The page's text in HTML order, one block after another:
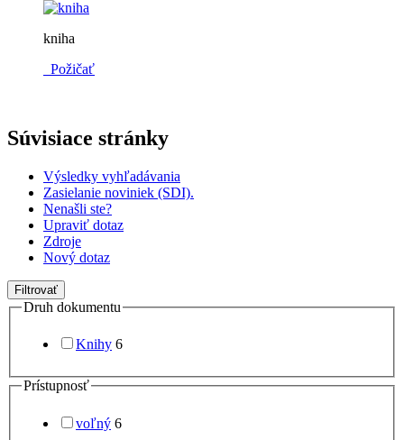
kniha
Požičať
Súvisiace stránky
Výsledky vyhľadávania
Zasielanie noviniek (SDI).
Nenašli ste?
Upraviť dotaz
Zdroje
Nový dotaz
Filtrovať
Druh dokumentu
Knihy 6
Prístupnosť
voľný 6